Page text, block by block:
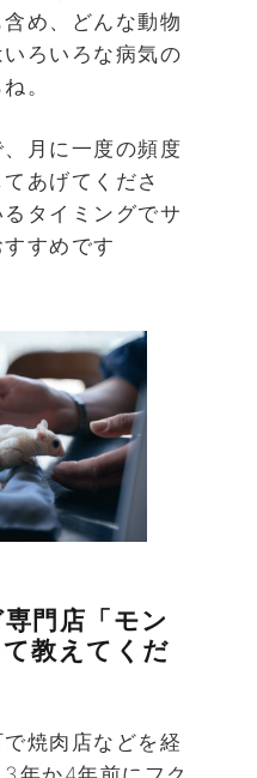
め、どんな動物
ろいろな病気の
。
月に一度の頻度
あげてくださ
タイミングでサ
すめです
門店「モン
教えてくだ
焼肉店などを経